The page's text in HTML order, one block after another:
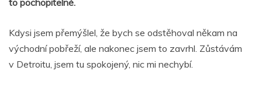
to pochopitelné.
Kdysi jsem přemýšlel, že bych se odstěhoval někam na
východní pobřeží, ale nakonec jsem to zavrhl. Zůstávám
v Detroitu, jsem tu spokojený, nic mi nechybí.